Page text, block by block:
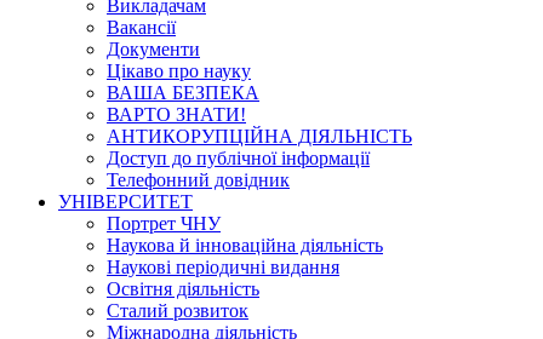
Викладачам
Вакансії
Документи
Цікаво про науку
ВАША БЕЗПЕКА
ВАРТО ЗНАТИ!
АНТИКОРУПЦІЙНА ДІЯЛЬНІСТЬ
Доступ до публічної інформації
Телефонний довідник
УНІВЕРСИТЕТ
Портрет ЧНУ
Наукова й інноваційна діяльність
Наукові періодичні видання
Освітня діяльність
Сталий розвиток
Міжнародна діяльність